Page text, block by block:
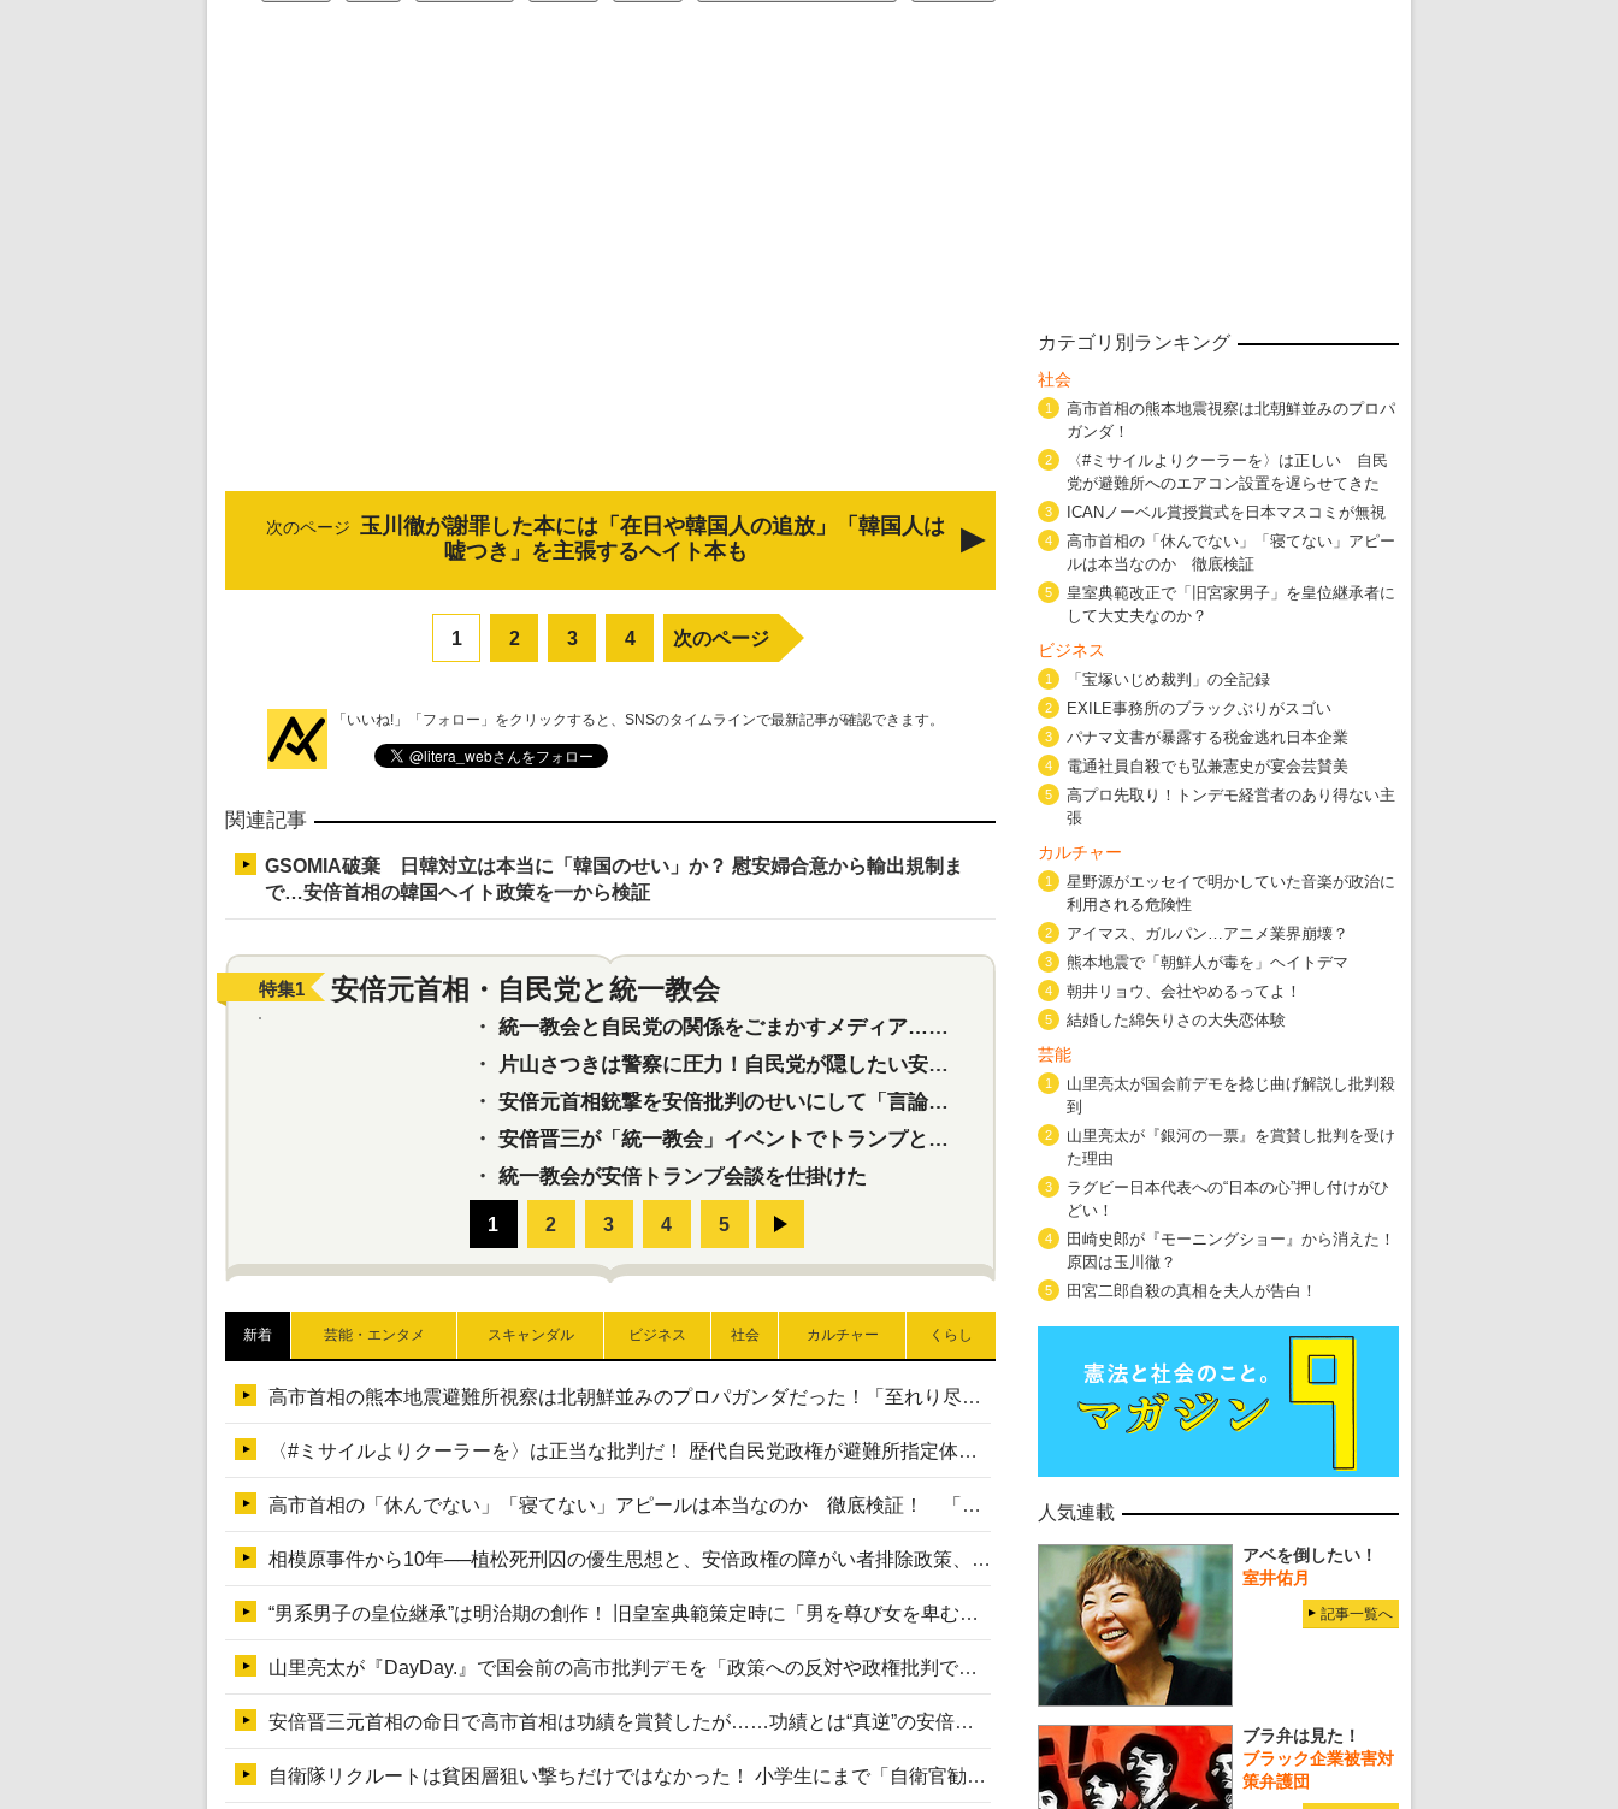
次のページ 玉川徹が謝罪した本には「在日や韓国人の追放」「韓国人は
嘘つき」を主張するヘイト本も
1 2 3 4 次のページ
「いいね!」「フォロー」をクリックすると、SNSのタイムラインで最新記事が確認できます。
関連記事
GSOMIA破棄 日韓対立は本当に「韓国のせい」か？ 慰安婦合意から輸出規制ま
で…安倍首相の韓国ヘイト政策を一から検証
特集1 安倍元首相・自民党と統一教会
・ 統一教会と自民党の関係をごまかすメディア…民放は有田芳生に発言自粛を要求
・
片山さつきは警察に圧力！自民党が隠したい安倍元首相と統一教会の深い関係
・ 安倍元首相銃撃を安倍批判のせいにして「言論封殺」に利用する自民党応援団
・ 安倍晋三が「統一教会」イベントでトランプと演説！同性婚や夫婦別姓を攻撃
・ 統一教会が安倍トランプ会談を仕掛けた
特集2 東京五輪強行開催特別企画 大ウソだら
・ 五輪入場行進にすぎやまこういちの曲、杉田水脈の
・
五輪関係者が入国当日、築地を散歩！
・ 五輪でIOCラウンジ以外にVIPルーム、広告代理店は物品購入
新着 芸能・エンタメ スキャンダル ビジネス 社会 カルチャー くらし
高市首相の熊本地震避難所視察は北朝鮮並みのプロパガンダだった！「至れり尽くせり」の選ばれた避難所の一方で実態は…
〈#ミサイルよりクーラーを〉は正当な批判だ！ 歴代自民党政権が避難所指定体育館へのエアコン設置を遅らせてきた客観的事実
高市首相の「休んでない」「寝てない」アピールは本当なのか 徹底検証！ 「資料読み込み」「アイロンがけ」も矛盾だらけ…
相模原事件から10年──植松死刑囚の優生思想と、安倍政権の障がい者排除政策、右派勢力の差別主義との関係を改めて問う
“男系男子の皇位継承”は明治期の創作！ 旧皇室典範策定時に「男を尊び女を卑むの慣習、人民の脳髄」とトンデモ論で女性天皇を否定
山里亮太が『DayDay.』で国会前の高市批判デモを「政策への反対や政権批判でない」と捻じ曲げ解説 デモ参加者から批判殺到
安倍晋三元首相の命日で高市首相は功績を賞賛したが……功績とは“真逆”の安倍元首相のトンデモ発言を振り返る
自衛隊リクルートは貧困層狙い撃ちだけではなかった！ 小学生にまで「自衛官勧誘」目的のパンフレット作成
カテゴリ別ランキング
社会
1
高市首相の熊本地震視察は北朝鮮並みのプロパ
ガンダ！
2
〈#ミサイルよりクーラーを〉は正しい 自民
党が避難所へのエアコン設置を遅らせてきた
3 ICANノーベル賞授賞式を日本マスコミが無視
4
高市首相の「休んでない」「寝てない」アピー
ルは本当なのか 徹底検証
5
皇室典範改正で「旧宮家男子」を皇位継承者に
して大丈夫なのか？
ビジネス
1 「宝塚いじめ裁判」の全記録
2 EXILE事務所のブラックぶりがスゴい
3 パナマ文書が暴露する税金逃れ日本企業
4 電通社員自殺でも弘兼憲史が宴会芸賛美
5
高プロ先取り！トンデモ経営者のあり得ない主
張
カルチャー
1
星野源がエッセイで明かしていた音楽が政治に
利用される危険性
2 アイマス、ガルパン…アニメ業界崩壊？
3 熊本地震で「朝鮮人が毒を」ヘイトデマ
4 朝井リョウ、会社やめるってよ！
5 結婚した綿矢りさの大失恋体験
芸能
1
山里亮太が国会前デモを捻じ曲げ解説し批判殺
到
2
山里亮太が『銀河の一票』を賞賛し批判を受け
た理由
3
ラグビー日本代表への“日本の心”押し付けがひ
どい！
4
田崎史郎が『モーニングショー』から消えた！
原因は玉川徹？
5 田宮二郎自殺の真相を夫人が告白！
人気連載
アベを倒したい！
室井佑月
記事一覧へ
ブラ弁は見た！
ブラック企業被害対
策弁護団